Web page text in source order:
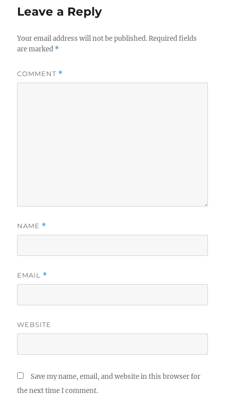
Leave a Reply
Your email address will not be published. Required fields
are marked *
COMMENT *
NAME *
EMAIL *
WEBSITE
Save my name, email, and website in this browser for
the next time I comment.